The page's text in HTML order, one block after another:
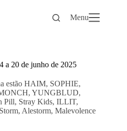
Menu
a 20 de junho de 2025
estão HAIM, SOPHIE,
YUNGBLUD,
Pill, Stray Kids, ILLIT,
Alestorm, Malevolence